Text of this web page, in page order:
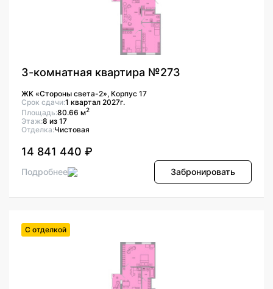
3-комнатная квартира №273
ЖК «Стороны света-2», Корпус 17
Срок сдачи:1 квартал 2027г.
Площадь:80.66 м2
Этаж:8 из 17
Отделка:Чистовая
14 841 440 ₽
Подробнее Забронировать
С отделкой